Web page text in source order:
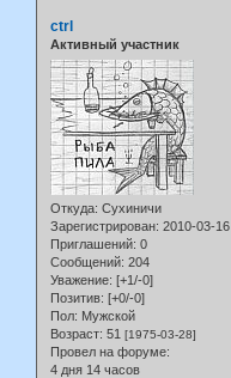
ctrl
Активный участник
Откуда: Сухиничи
Зарегистрирован: 2010-03-16
Приглашений: 0
Сообщений: 204
Уважение: [+1/-0]
Позитив: [+0/-0]
Пол: Мужской
Возраст: 51 [1975-03-28]
Провел на форуме:
4 дня 14 часов